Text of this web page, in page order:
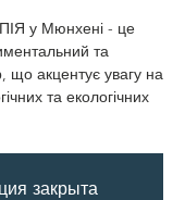
у Мюнхені - це
та
що акцентує увагу на
та екологічних
закрыта